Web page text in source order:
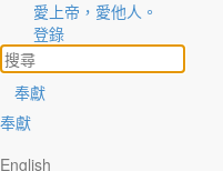
愛上帝，愛他人。
登錄
奉獻
奉獻
English
靈修文章 8